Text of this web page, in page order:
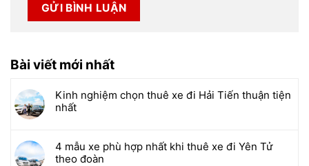
Bài viết mới nhất
Kinh nghiệm chọn thuê xe đi Hải Tiến thuận tiện
nhất
4 mẫu xe phù hợp nhất khi thuê xe đi Yên Tử
theo đoàn